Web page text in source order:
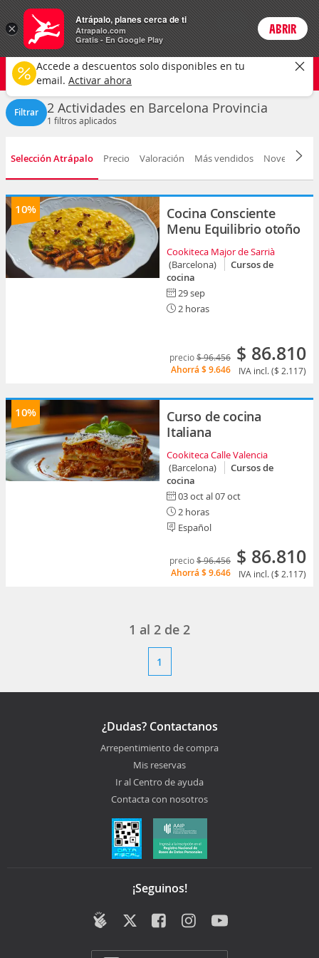
Actividades Precios enPeso
ARSCambiar moneda
Login
Barcelona provincia
Cualquier tipo Cualquier fecha
CAMBIAR
Filtrar 2 Actividades en Barcelona Provincia
1 filtros aplicados
Selección Atrápalo Precio Valoración Más vendidos Novedad
10%
Cocina Consciente
Menu Equilibrio otoño
Cookiteca Major de Sarrià
(Barcelona)
Cursos de
cocina
29 sep
2 horas
precio$ 96.456
Ahorrá $ 9.646
$ 86.810
IVA incl. ($ 2.117)
10%
Curso de cocina
Italiana
Cookiteca Calle Valencia
(Barcelona)
Cursos de
cocina
03 oct al 07 oct
2 horas
Español
precio$ 96.456
Ahorrá $ 9.646
$ 86.810
IVA incl. ($ 2.117)
1 al 2 de 2
1
¿Dudas? Contactanos
Arrepentimiento de compra
Mis reservas
Ir al Centro de ayuda
Contacta con nosotros
¡Seguinos!
×
Atrápalo, planes cerca de ti
Atrapalo.com
Gratis - En Google Play
ABRIR
Accede a descuentos solo disponibles en tu
email. Activar ahora